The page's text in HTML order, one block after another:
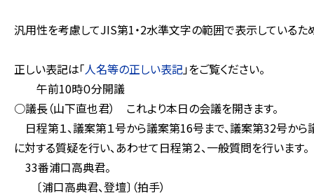
汎用性を考慮してJIS第1・2水準文字の範囲で表示しているた
正しい表記は「人名等の正しい表記」をご覧ください。
午前10時０分開議
○議長（山下直也君） これより本日の会議を開きます。
日程第１、議案第１号から議案第16号まで、議案第32号か
に対する質疑を行い、あわせて日程第２、一般質問を行います。
33番浦口高典君。
〔浦口高典君、登壇〕（拍手）